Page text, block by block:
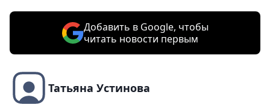
Добавить в Google, чтобы
читать новости первым
Татьяна Устинова